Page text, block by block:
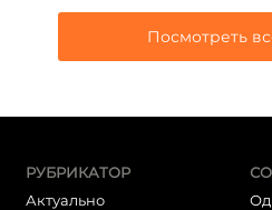
Посмотреть
РУБРИКАТОР
Актуально